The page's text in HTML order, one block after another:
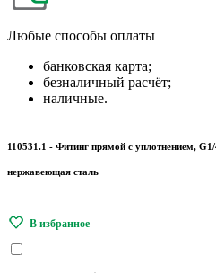
Любые способы оплаты
банковская карта;
безналичный расчёт;
наличные.
110531.1 - Фитинг прямой с уплотнением,
нержавеющая сталь